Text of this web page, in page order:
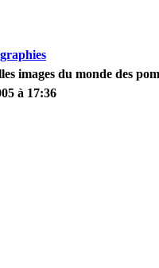
images du monde des
à 17:36